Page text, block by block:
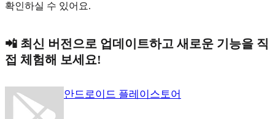
확인하실 수 있어요.
📲 최신 버전으로 업데이트하고 새로운 기능을 직
접 체험해 보세요!
안드로이드 플레이스토어